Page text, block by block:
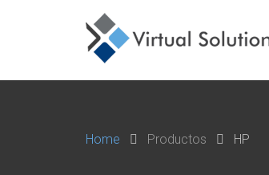
Home Productos HP